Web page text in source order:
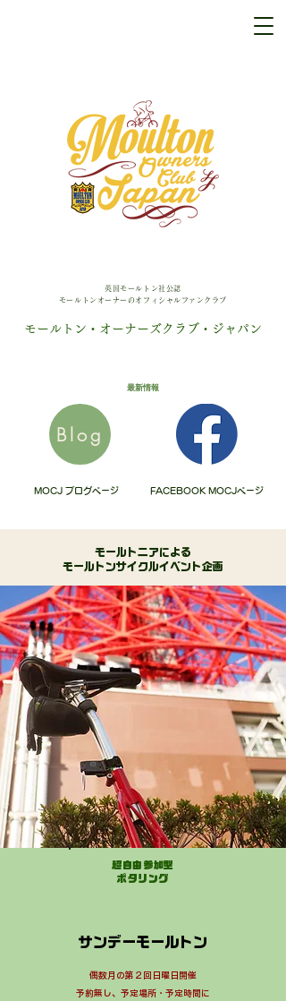
英国モールトン社公認
モールトンオーナーのオフィシャルファンクラブ
モールトン・オーナーズクラブ・ジャパン
最新情報
Blog
MOCJ ブログページ FACEBOOK MOCJページ
​モールトニアによる
モールトンサイクルイベント企画
超自由参加型
​ポタリング
サンデーモールトン
偶数月の第２回日曜日開催
​予約無し、予定場所・予定時間に